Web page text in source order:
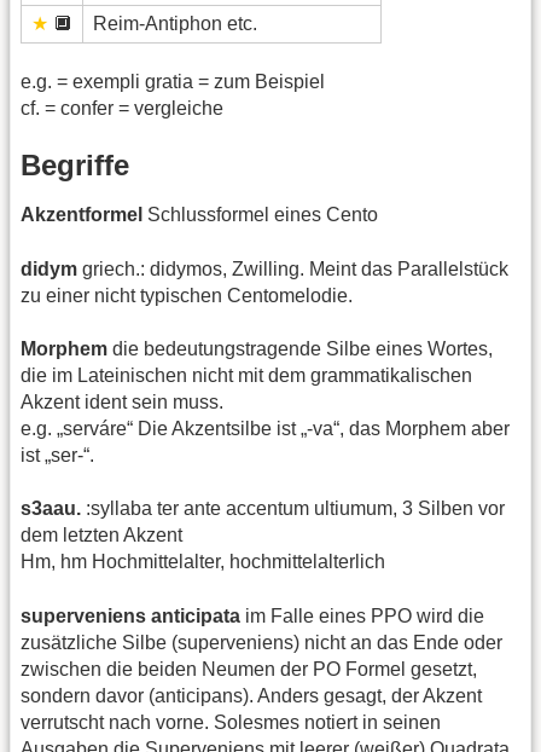
★ 🔲 Reim-Antiphon etc.
e.g. = exempli gratia = zum Beispiel
cf. = confer = vergleiche
Begriffe
Akzentformel Schlussformel eines Cento
didym griech.: didymos, Zwilling. Meint das Parallelstück
zu einer nicht typischen Centomelodie.
Morphem die bedeutungstragende Silbe eines Wortes,
die im Lateinischen nicht mit dem grammatikalischen
Akzent ident sein muss.
e.g. „serváre“ Die Akzentsilbe ist „-va“, das Morphem aber
ist „ser-“.
s3aau. :syllaba ter ante accentum ultiumum, 3 Silben vor
dem letzten Akzent
Hm, hm Hochmittelalter, hochmittelalterlich
superveniens anticipata im Falle eines PPO wird die
zusätzliche Silbe (superveniens) nicht an das Ende oder
zwischen die beiden Neumen der PO Formel gesetzt,
sondern davor (anticipans). Anders gesagt, der Akzent
verrutscht nach vorne. Solesmes notiert in seinen